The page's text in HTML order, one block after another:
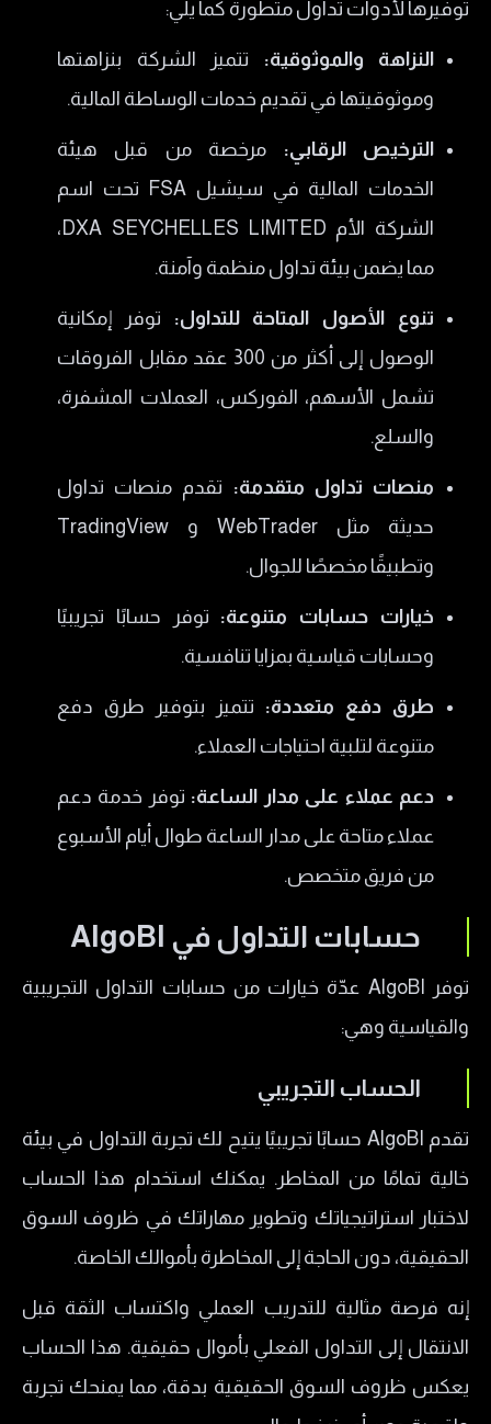
توفيرها لأدوات تداول متطورة كما يلي:
النزاهة والموثوقية: تتميز الشركة بنزاهتها
وموثوقيتها في تقديم خدمات الوساطة المالية.
الترخيص الرقابي: مرخصة من قبل هيئة
الخدمات المالية في سيشيل FSA تحت اسم
الشركة الأم DXA SEYCHELLES LIMITED،
مما يضمن بيئة تداول منظمة وآمنة.
تنوع الأصول المتاحة للتداول: توفر إمكانية
الوصول إلى أكثر من 300 عقد مقابل الفروقات
تشمل الأسهم، الفوركس، العملات المشفرة،
والسلع.
منصات تداول متقدمة: تقدم منصات تداول
حديثة مثل WebTrader و TradingView
وتطبيقًا مخصصًا للجوال.
خيارات حسابات متنوعة: توفر حسابًا تجريبيًا
وحسابات قياسية بمزايا تنافسية.
طرق دفع متعددة: تتميز بتوفير طرق دفع
متنوعة لتلبية احتياجات العملاء.
دعم عملاء على مدار الساعة: توفر خدمة دعم
عملاء متاحة على مدار الساعة طوال أيام الأسبوع
من فريق متخصص.
حسابات التداول في AlgoBI
توفر AlgoBI عدّة خيارات من حسابات التداول التجريبية
والقياسية وهي:
الحساب التجريبي
تقدم AlgoBI حسابًا تجريبيًا يتيح لك تجربة التداول في بيئة
خالية تمامًا من المخاطر. يمكنك استخدام هذا الحساب
لاختبار استراتيجياتك وتطوير مهاراتك في ظروف السوق
الحقيقية، دون الحاجة إلى المخاطرة بأموالك الخاصة.
إنه فرصة مثالية للتدريب العملي واكتساب الثقة قبل
الانتقال إلى التداول الفعلي بأموال حقيقية. هذا الحساب
يعكس ظروف السوق الحقيقية بدقة، مما يمنحك تجربة